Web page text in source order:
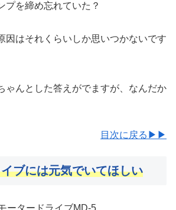
プを締め忘れていた？
因はそれくらいしか思いつかないです
ゃんとした答えがでますが、なんだか
目次に戻る▶▶
ブには元気でいてほしい